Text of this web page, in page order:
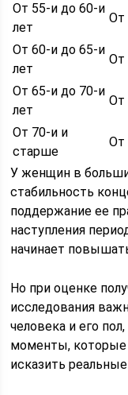
От 55-и до 60-и
лет
От
От 60-и до 65-и
лет
От
От 65-и до 70-и
лет
От
От 70-и и
старше
От
У женщин в
стабильность
поддержание ее
наступления
начинает
Но при оценке
исследования
человека и его
моменты, которые
исказить